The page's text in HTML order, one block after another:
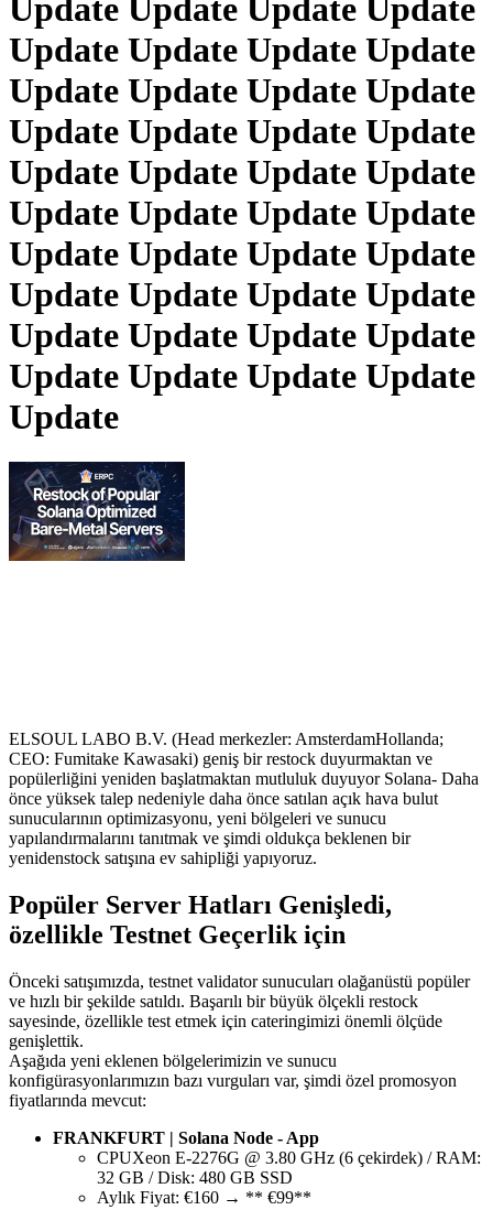
Update Update Update Update
Update Update Update Update
Update Update Update Update
Update Update Update Update
Update Update Update Update
Update Update Update Update
Update Update Update Update
Update Update Update Update
Update Update Update Update
Update Update Update Update
Update
ELSOUL LABO B.V. (Head merkezler: AmsterdamHollanda;
CEO: Fumitake Kawasaki) geniş bir restock duyurmaktan ve
popülerliğini yeniden başlatmaktan mutluluk duyuyor Solana- Daha
önce yüksek talep nedeniyle daha önce satılan açık hava bulut
sunucularının optimizasyonu, yeni bölgeleri ve sunucu
yapılandırmalarını tanıtmak ve şimdi oldukça beklenen bir
yenidenstock satışına ev sahipliği yapıyoruz.
Popüler Server Hatları Genişledi,
özellikle Testnet Geçerlik için
Önceki satışımızda, testnet validator sunucuları olağanüstü popüler
ve hızlı bir şekilde satıldı. Başarılı bir büyük ölçekli restock
sayesinde, özellikle test etmek için cateringimizi önemli ölçüde
genişlettik.
Aşağıda yeni eklenen bölgelerimizin ve sunucu
konfigürasyonlarımızın bazı vurguları var, şimdi özel promosyon
fiyatlarında mevcut:
FRANKFURT | Solana Node - App
CPUXeon E-2276G @ 3.80 GHz (6 çekirdek) / RAM:
32 GB / Disk: 480 GB SSD
Aylık Fiyat: €160 → ** €99**